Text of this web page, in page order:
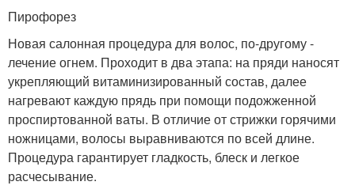
Пирофорез
Новая салонная процедура для волос, по-другому -
лечение огнем. Проходит в два этапа: на пряди наносят
укрепляющий витаминизированный состав, далее
нагревают каждую прядь при помощи подожженной
проспиртованной ваты. В отличие от стрижки горячими
ножницами, волосы выравниваются по всей длине.
Процедура гарантирует гладкость, блеск и легкое
расчесывание.